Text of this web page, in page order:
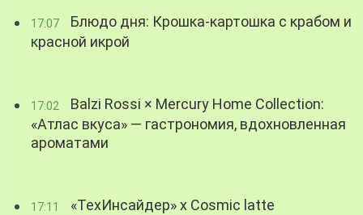
17:07
Блюдо дня: Крошка-картошка с крабом и
красной икрой
17:02
Balzi Rossi × Mercury Home Collection:
«Атлас вкуса» — гастрономия, вдохновленная
ароматами
17:11 «ТехИнсайдер» х Cosmic latte